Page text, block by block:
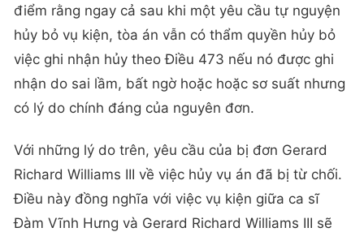
điểm rằng ngay cả sau khi một yêu cầu tự nguyện
hủy bỏ vụ kiện, tòa án vẫn có thẩm quyền hủy bỏ
việc ghi nhận hủy theo Điều 473 nếu nó được ghi
nhận do sai lầm, bất ngờ hoặc hoặc sơ suất nhưng
có lý do chính đáng của nguyên đơn.
Với những lý do trên, yêu cầu của bị đơn Gerard
Richard Williams III về việc hủy vụ án đã bị từ chối.
Điều này đồng nghĩa với việc vụ kiện giữa ca sĩ
Đàm Vĩnh Hưng và Gerard Richard Williams III sẽ